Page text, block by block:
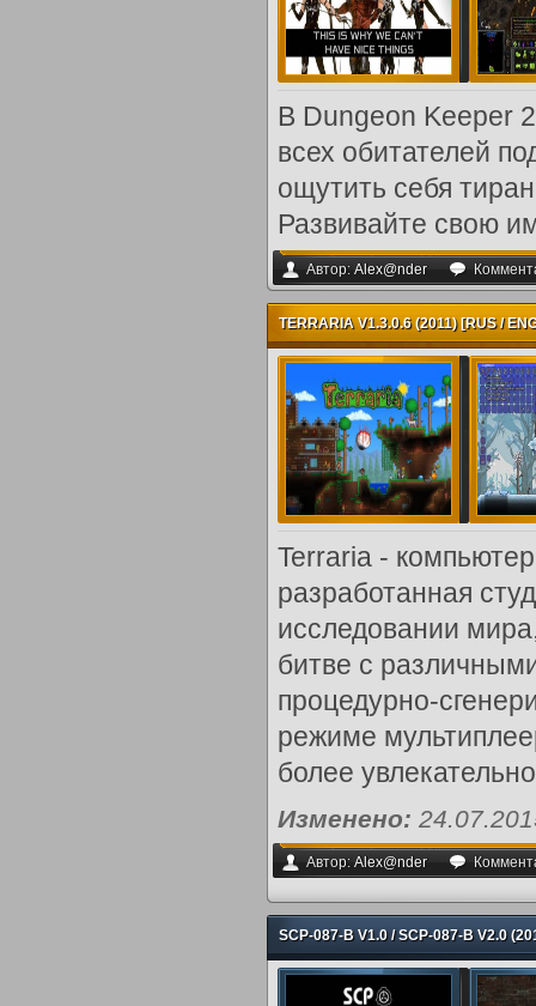
В Dungeon Keeper
всех обитателей
ощутить себя
Развивайте свою
Автор:Alex@nder
TERRARIA V1.3.0.6 (2011) [RUS /
Terraria -
разработанная
исследовании
битве с
процедурно-
режиме
более
Изменено:
Автор:Alex@nder
SCP-087-B V1.0 / SCP-087-B V2.0